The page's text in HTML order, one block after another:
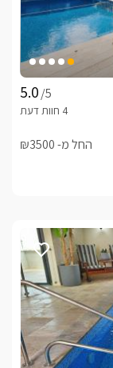
/5
החל מ- ₪3500